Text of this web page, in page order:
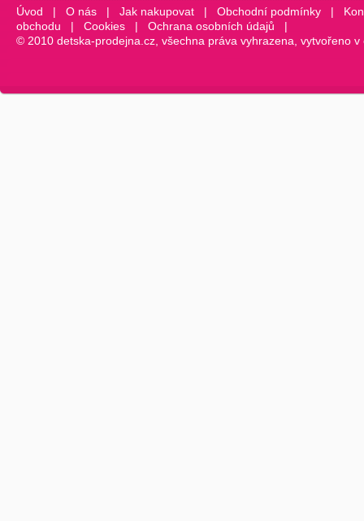
Úvod | O nás | Jak nakupovat | Obchodní podmínky |
obchodu | Cookies | Ochrana osobních údajů |
© 2010 detska-prodejna.cz, všechna práva vyhrazena, vytvořeno v